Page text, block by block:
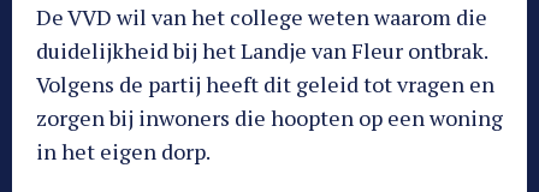
De VVD wil van het college weten waarom die
duidelijkheid bij het Landje van Fleur ontbrak.
Volgens de partij heeft dit geleid tot vragen en
zorgen bij inwoners die hoopten op een woning
in het eigen dorp.